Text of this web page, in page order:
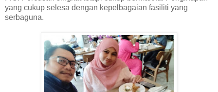
yang cukup selesa dengan kepelbagaian fasiliti yang
serbaguna.